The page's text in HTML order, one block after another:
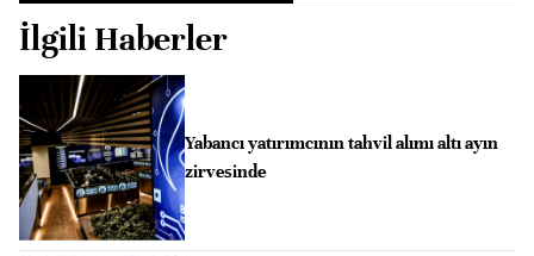
İlgili Haberler
Yabancı yatırımcının tahvil alımı altı ayın
zirvesinde